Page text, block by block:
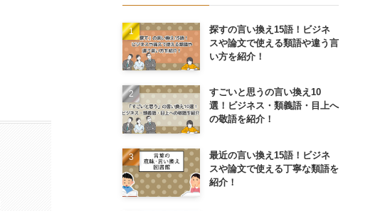
探すの言い換え15語！ビジネ
スや論文で使える類語や違う言
い方を紹介！
すごいと思うの言い換え10
選！ビジネス・類義語・目上へ
の敬語を紹介！
最近の言い換え15語！ビジネ
スや論文で使える丁寧な類語を
紹介！